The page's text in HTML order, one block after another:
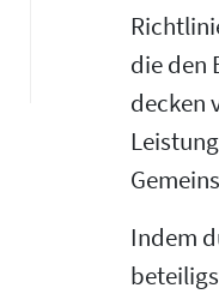
die den
decken
Indem